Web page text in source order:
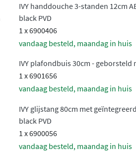
IVY handdouche 3-standen 12cm
black PVD
1 x 6900406
vandaag besteld, maandag in huis
IVY plafondbuis 30cm - geborsteld
1 x 6901656
vandaag besteld, maandag in huis
IVY glijstang 80cm met
black PVD
1 x 6900056
vandaag besteld, maandag in huis